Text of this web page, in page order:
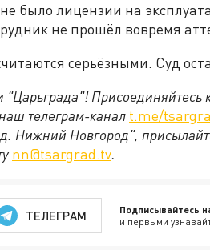
было лицензии на
не прошёл вовремя
серьёзными. Суд
"Царьграда"! Присоединяйтесь
телеграм-канал t.me/
Нижний Новгород",
nn@tsargrad.tv.
ТЕЛЕГРАМ Подписывайтесь
и первыми